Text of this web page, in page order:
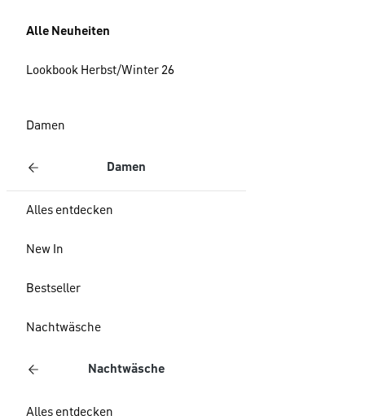
Alle Neuheiten
Lookbook Herbst/Winter 26
Damen
Damen
Alles entdecken
New In
Bestseller
Nachtwäsche
Nachtwäsche
Alles entdecken